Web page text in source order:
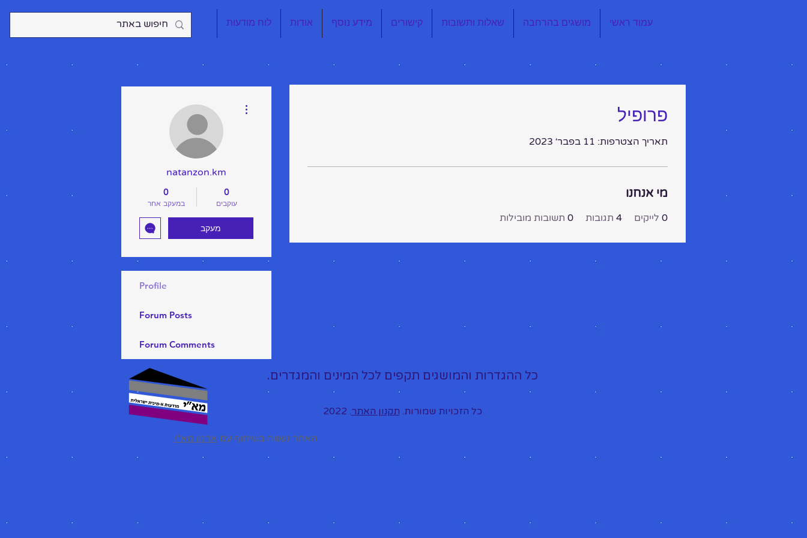
עמוד ראשי מושגים בהרחבה שאלות ותשובות קישורים מידע נוסף אודות לוח מודעות
פרופיל
תאריך הצטרפות: 11 בפבר׳ 2023
מי אנחנו
0 לייקים 4 תגובות 0 תשובות מובילות
natanzon.km
0
עוקבים
0
במעקב אחר
מעקב
Profile
Forum Posts
Forum Comments
כל ההגדרות והמושגים תקפים לכל המינים והמגדרים.
כל הזכויות שמורות. תקנון האתר. 2022
האתר נעשה בשיתוף עם ארגון מא"י